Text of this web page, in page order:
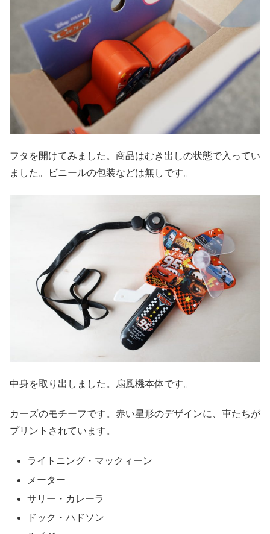
フタを開けてみました。商品はむき出しの状態で入ってい
ました。ビニールの包装などは無しです。
中身を取り出しました。扇風機本体です。
カーズのモチーフです。赤い星形のデザインに、車たちが
プリントされています。
ライトニング・マックィーン
メーター
サリー・カレーラ
ドック・ハドソン